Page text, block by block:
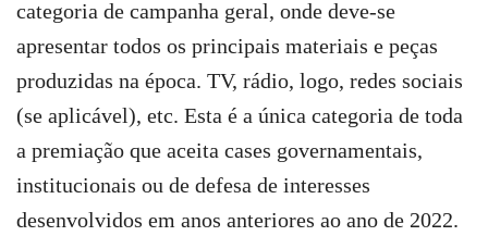
categoria de campanha geral, onde deve-se
apresentar todos os principais materiais e peças
produzidas na época. TV, rádio, logo, redes sociais
(se aplicável), etc. Esta é a única categoria de toda
a premiação que aceita cases governamentais,
institucionais ou de defesa de interesses
desenvolvidos em anos anteriores ao ano de 2022.